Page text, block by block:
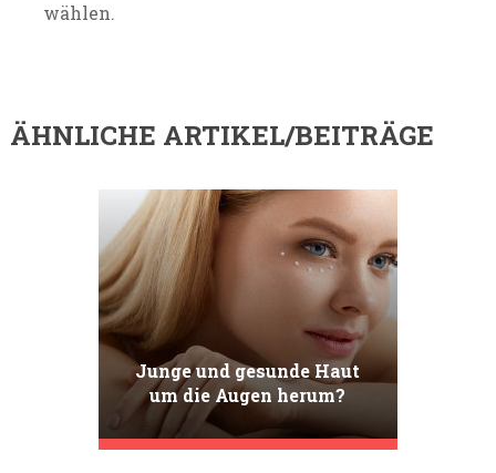
wählen.
ÄHNLICHE ARTIKEL/BEITRÄGE
Junge und gesunde Haut
um die Augen herum?
Lernen Sie wirksame
Methoden kennen!